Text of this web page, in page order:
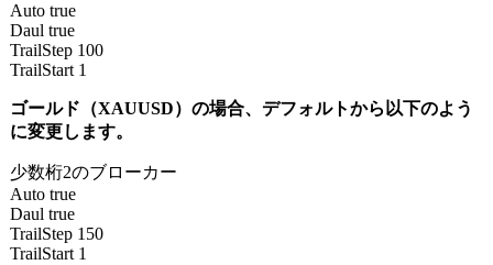
Auto true
Daul true
TrailStep 100
TrailStart 1
ゴールド（XAUUSD）の場合、デフォルトから以下のよう
に変更します。
少数桁2のブローカー
Auto true
Daul true
TrailStep 150
TrailStart 1